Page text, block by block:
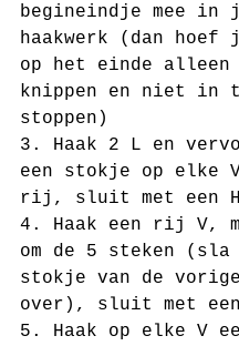
begineindje mee in
haakwerk (dan hoef
op het einde
knippen en niet in
stoppen)
3. Haak 2 L en
een stokje op elke
rij, sluit met een
4. Haak een rij V,
om de 5 steken (sla
stokje van de
over), sluit met een
5. Haak op elke V